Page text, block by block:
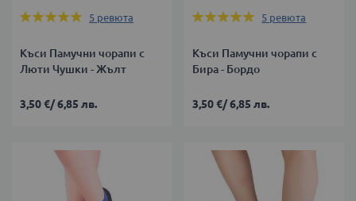
Оценка:
5 ревюта
Къси Памучни чорапи с
Люти Чушки - Жълт
3,50 €/6,85 лв.
Оценка:
5 ревюта
Къси Памучни чорапи с
Бира - Бордо
3,50 €/6,85 лв.